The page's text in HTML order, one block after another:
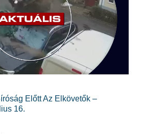
Előtt Az Elkövetők –
16.